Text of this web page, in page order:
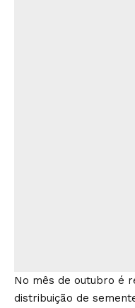
No mês de outubro é
distribuição de